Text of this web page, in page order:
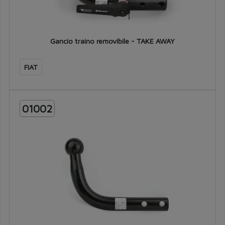
Gancio traino removibile - TAKE AWAY
FIAT
01002